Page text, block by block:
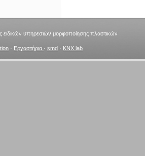
ειδικών υπηρεσιών μορφοποίησης πλαστικών
· Εργαστήρια · smd · KNX lab